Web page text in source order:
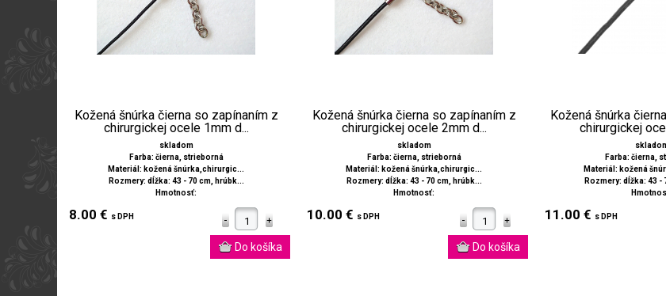
Kožená šnúrka čierna so zapínaním z
chirurgickej ocele 1mm d...
skladom
Farba: čierna, strieborná
Materiál: kožená šnúrka,chirurgic...
Rozmery: dĺžka: 43 - 70 cm, hrúbk...
Hmotnosť:
8.00 € s DPH
Kožená šnúrka čierna so zapínaním z
chirurgickej ocele 2mm d...
skladom
Farba: čierna, strieborná
Materiál: kožená šnúrka,chirurgic...
Rozmery: dĺžka: 43 - 70 cm, hrúbk...
Hmotnosť:
10.00 € s DPH
Kožená šnúrka
chirurgickej
Farba: čierna,
Materiál: kožená
Rozmery: dĺžka: 43 -
11.00 € s DPH